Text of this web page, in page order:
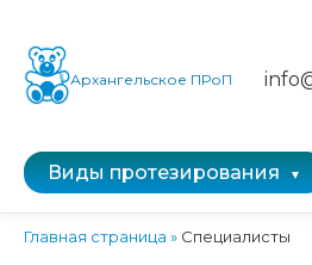
Архангельское ПРоП
Виды протезирования
Главная страница » Специалисты